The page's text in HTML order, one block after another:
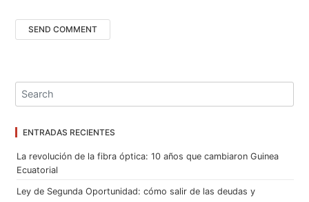
ENTRADAS RECIENTES
La revolución de la fibra óptica: 10 años que cambiaron Guinea
Ecuatorial
Ley de Segunda Oportunidad: cómo salir de las deudas y